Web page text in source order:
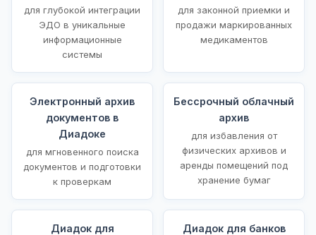
для глубокой интеграции
ЭДО в уникальные
информационные
системы
для законной приемки и
продажи маркированных
медикаментов
Электронный архив
документов в
Диадоке
для мгновенного поиска
документов и подготовки
к проверкам
Бессрочный облачный
архив
для избавления от
физических архивов и
аренды помещений под
хранение бумаг
Диадок для
Диадок для банков